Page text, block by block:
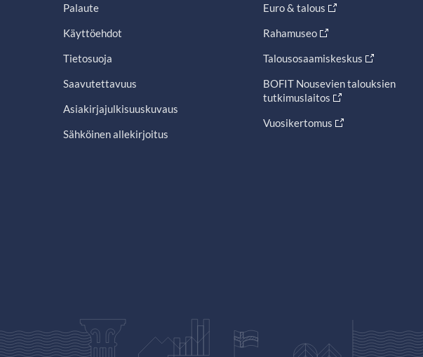
Palaute
Käyttöehdot
Tietosuoja
Saavutettavuus
Asiakirjajulkisuuskuvaus
Sähköinen allekirjoitus
Euro & talous
Rahamuseo
Talousosaamiskeskus
BOFIT Nousevien talouksien
tutkimuslaitos
Vuosikertomus